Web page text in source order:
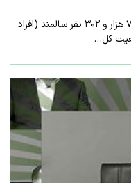
در دی ماه ۱۴۰۲، ایران دارای ۶ میلیون و ۷۸۳ هزار و ۳۰۲ نفر سالمند (افراد